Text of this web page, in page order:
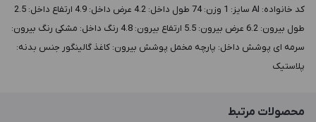
کد خانواده: AI سايز: 1 وزن: 74 طول داخل: 4.2 عرض داخل: 4.9 ارتفاع داخل: 2.5
طول بيرون: 6.2 عرض بيرون: 5.5 ارتفاع بيرون: 4.8 رنگ داخل: مشکی رنگ بيرون:
سرمه ای پوشش داخل: پارچه مخمل پوشش بيرون: کاغذ گالینگور جنس بدنه:
پلاستیک
محصولات مرتبط